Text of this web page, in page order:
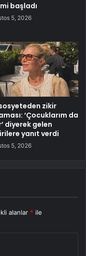
başladı
5, 2026
zikir
‘Çocuklarım da
diyerek gelen
yanıt verdi
5, 2026
alanlar * ile